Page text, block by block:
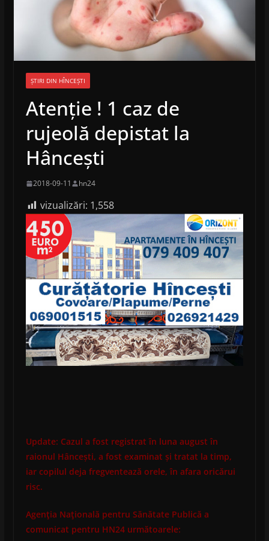
ȘTIRI DIN HÎNCEȘTI
Atenție ! 1 caz de
rujeolă depistat la
Hâncești
2018-09-11 hn24
vizualizări: 1,558
Update: Cazul a fost registrat în luna august în
raionul Hâncești, a fost examinat și tratat la timp,
iar copilul deja fregventează orele, în afara oricărui
risc.
Agenţia Naţională pentru Sănătate Publică a
comunicat pentru HN24 următoarele: